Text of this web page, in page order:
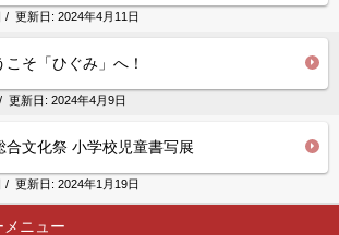
/ 更新日: 2024年4月11日
そ「ひぐみ」へ！
/ 更新日: 2024年4月9日
合文化祭 小学校児童書写展
/ 更新日: 2024年1月19日